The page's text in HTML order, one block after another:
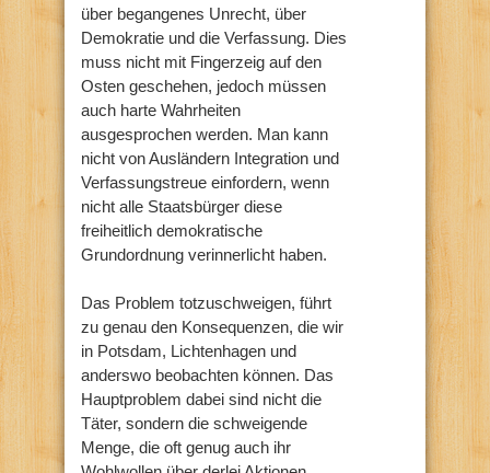
über begangenes Unrecht, über
Demokratie und die Verfassung. Dies
muss nicht mit Fingerzeig auf den
Osten geschehen, jedoch müssen
auch harte Wahrheiten
ausgesprochen werden. Man kann
nicht von Ausländern Integration und
Verfassungstreue einfordern, wenn
nicht alle Staatsbürger diese
freiheitlich demokratische
Grundordnung verinnerlicht haben.
Das Problem totzuschweigen, führt
zu genau den Konsequenzen, die wir
in Potsdam, Lichtenhagen und
anderswo beobachten können. Das
Hauptproblem dabei sind nicht die
Täter, sondern die schweigende
Menge, die oft genug auch ihr